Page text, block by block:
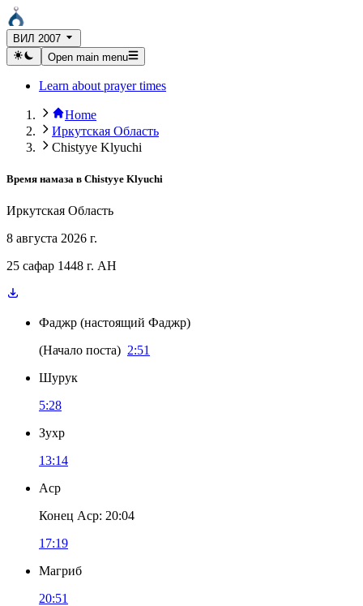
ВИЛ 2007
Open main menu
Learn about prayer times
Home
Иркутская Область
Chistyye Klyuchi
Время намаза в Chistyye Klyuchi
Иркутская Область
8 августа 2026 г.
25 сафар 1448 г. AH
Фаджр (настоящий Фаджр)
(Начало поста) 2:51
Шурук
5:28
Зухр
13:14
Аср
Конец Аср: 20:04
17:19
Магриб
20:51